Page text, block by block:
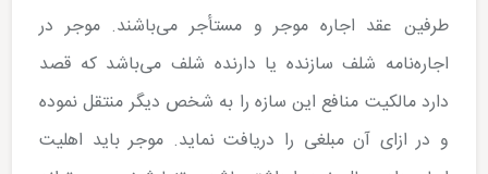
طرفین عقد اجاره موجر و مستأجر می‌باشند. موجر در
اجاره‌نامه شلف سازنده یا دارنده شلف می‌باشد که قصد
دارد مالکیت منافع این سازه را به شخص دیگر منتقل نموده
و در ازای آن مبلغی را دریافت نماید. موجر باید اهلیت